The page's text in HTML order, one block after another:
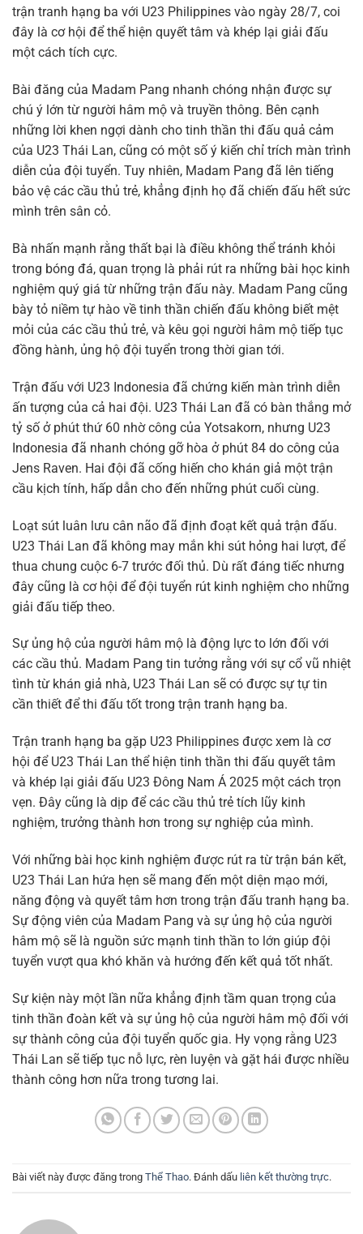
trận tranh hạng ba với U23 Philippines vào ngày 28/7, coi
đây là cơ hội để thể hiện quyết tâm và khép lại giải đấu
một cách tích cực.
Bài đăng của Madam Pang nhanh chóng nhận được sự
chú ý lớn từ người hâm mộ và truyền thông. Bên cạnh
những lời khen ngợi dành cho tinh thần thi đấu quả cảm
của U23 Thái Lan, cũng có một số ý kiến chỉ trích màn trình
diễn của đội tuyển. Tuy nhiên, Madam Pang đã lên tiếng
bảo vệ các cầu thủ trẻ, khẳng định họ đã chiến đấu hết sức
mình trên sân cỏ.
Bà nhấn mạnh rằng thất bại là điều không thể tránh khỏi
trong bóng đá, quan trọng là phải rút ra những bài học kinh
nghiệm quý giá từ những trận đấu này. Madam Pang cũng
bày tỏ niềm tự hào về tinh thần chiến đấu không biết mệt
mỏi của các cầu thủ trẻ, và kêu gọi người hâm mộ tiếp tục
đồng hành, ủng hộ đội tuyển trong thời gian tới.
Trận đấu với U23 Indonesia đã chứng kiến màn trình diễn
ấn tượng của cả hai đội. U23 Thái Lan đã có bàn thắng mở
tỷ số ở phút thứ 60 nhờ công của Yotsakorn, nhưng U23
Indonesia đã nhanh chóng gỡ hòa ở phút 84 do công của
Jens Raven. Hai đội đã cống hiến cho khán giả một trận
cầu kịch tính, hấp dẫn cho đến những phút cuối cùng.
Loạt sút luân lưu cân não đã định đoạt kết quả trận đấu.
U23 Thái Lan đã không may mắn khi sút hỏng hai lượt, để
thua chung cuộc 6-7 trước đối thủ. Dù rất đáng tiếc nhưng
đây cũng là cơ hội để đội tuyển rút kinh nghiệm cho những
giải đấu tiếp theo.
Sự ủng hộ của người hâm mộ là động lực to lớn đối với
các cầu thủ. Madam Pang tin tưởng rằng với sự cổ vũ nhiệt
tình từ khán giả nhà, U23 Thái Lan sẽ có được sự tự tin
cần thiết để thi đấu tốt trong trận tranh hạng ba.
Trận tranh hạng ba gặp U23 Philippines được xem là cơ
hội để U23 Thái Lan thể hiện tinh thần thi đấu quyết tâm
và khép lại giải đấu U23 Đông Nam Á 2025 một cách trọn
vẹn. Đây cũng là dịp để các cầu thủ trẻ tích lũy kinh
nghiệm, trưởng thành hơn trong sự nghiệp của mình.
Với những bài học kinh nghiệm được rút ra từ trận bán kết,
U23 Thái Lan hứa hẹn sẽ mang đến một diện mạo mới,
năng động và quyết tâm hơn trong trận đấu tranh hạng ba.
Sự động viên của Madam Pang và sự ủng hộ của người
hâm mộ sẽ là nguồn sức mạnh tinh thần to lớn giúp đội
tuyển vượt qua khó khăn và hướng đến kết quả tốt nhất.
Sự kiện này một lần nữa khẳng định tầm quan trọng của
tinh thần đoàn kết và sự ủng hộ của người hâm mộ đối với
sự thành công của đội tuyển quốc gia. Hy vọng rằng U23
Thái Lan sẽ tiếp tục nỗ lực, rèn luyện và gặt hái được nhiều
thành công hơn nữa trong tương lai.
Bài viết này được đăng trong Thể Thao. Đánh dấu liên kết thường trực.